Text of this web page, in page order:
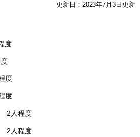
更新日：2023年7月3日更新
度
度
度
2人程度
2人程度